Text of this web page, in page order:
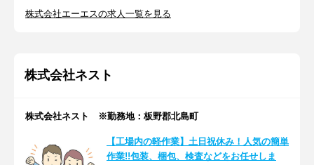
株式会社エーエスの求人一覧を見る
株式会社ネスト
株式会社ネスト ※勤務地：板野郡北島町
【工場内の軽作業】土日祝休み！人気の簡単
作業!!包装、梱包、検査などをお任せしま